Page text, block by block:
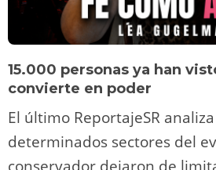
15.000 personas ya han
convierte en poder
El último ReportajeSR
determinados sectores del
conservador dejaron de